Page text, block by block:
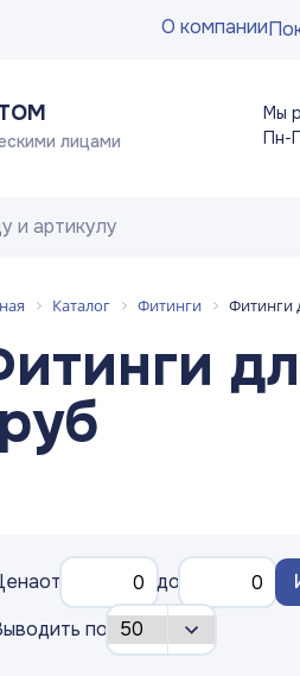
О компании
лицами
Мы
Пн-
Каталог Фитинги Фитинги
от до
по